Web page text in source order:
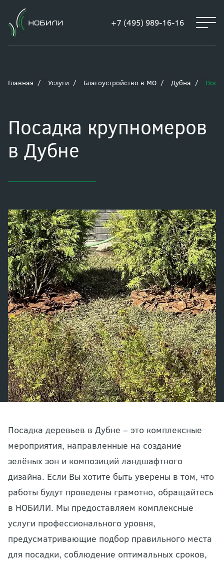
+7 (495) 989-16-16
Главная Услуги Благоустройство в МО Дубна
Посадка крупномеров
в Дубне
Посадка деревьев в Дубне – это комплексные
мероприятия, направленные на создание
зелёных зон и композиций ландшафтного
дизайна. Если Вы хотите быть уверены в том, что
работы будут проведены грамотно, обращайтесь
в НОБИЛИ. Мы предоставляем комплексные
услуги профессионального уровня,
предусматривающие подбор правильного места
для посадки, соблюдение оптимальных сроков,